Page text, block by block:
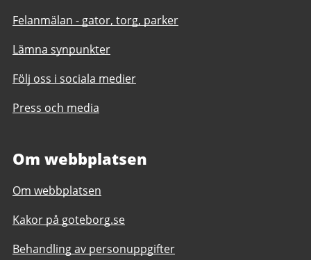
Felanmälan - gator, torg, parker
Lämna synpunkter
Följ oss i sociala medier
Press och media
Om webbplatsen
Om webbplatsen
Kakor på goteborg.se
Behandling av personuppgifter